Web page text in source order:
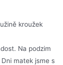
kroužek
Na podzim
matek jsme s